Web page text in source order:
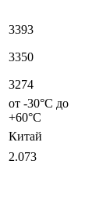
3393
3350
3274
от -30°C до
+60°C
Китай
2.073